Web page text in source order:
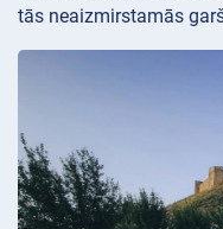
tās neaizmirstamās